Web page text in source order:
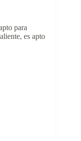
para
es apto